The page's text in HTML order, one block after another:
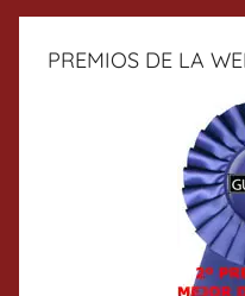
PREMIOS DE LA